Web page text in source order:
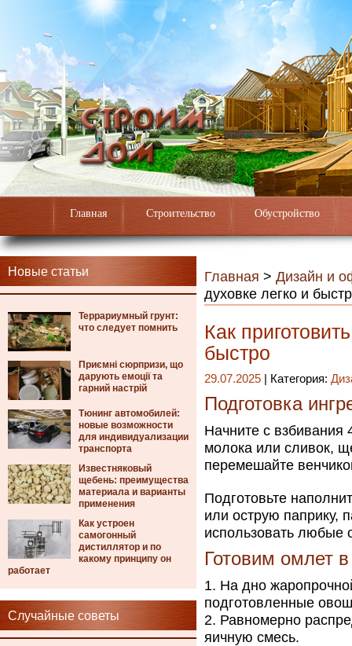
Главная Строительство Обустройство
Новые статьи
Террариумный грунт:
что следует помнить
Приємні сюрпризи, що
дарують емоції та
гарний настрій
Тюнинг автомобилей:
новые возможности
для индивидуализации
транспорта
Известняковый
щебень: преимущества
материала и варианты
применения
Как устроен
самогонный
дистиллятор и по
какому принципу он
работает
Случайные советы
Главная > Дизайн и
духовке легко и
Как
быстро
29.07.2025 | Категория:
Подготовка
Начните с взбивания
молока или сливок,
перемешайте
Подготовьте
или острую паприку,
использовать любые
Готовим омлет
На дно
подготовленные
Равномерно
яичную смесь.